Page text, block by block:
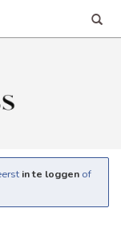
in te loggen of